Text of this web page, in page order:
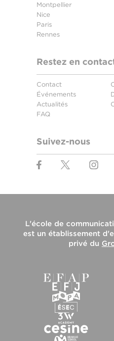
Montpellier
Nice
Paris
Rennes
Restez en
Contact
Événements
Actualités
FAQ
Suivez-nous
L'école de
est un établissement
privé du